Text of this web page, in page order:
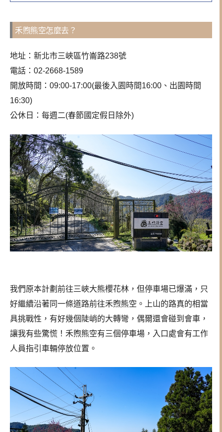
禾煦熊空怎麼去？
地址：新北市三峽區竹崙路238號
電話：02-2668-1589
開放時間：09:00-17:00(最後入園時間16:00、出園時間
16:30)
公休日：每週二(春節國定假日除外)
我們原本計劃前往三峽大熊櫻花林，但停車場已爆滿，只
好繼續沿著同一條道路前往禾煦熊空。上山的路真的相當
具挑戰性，有好幾個陡峭的大轉彎，偶爾還會碰到會車，
讓我有些驚慌！禾煦熊空有三個停車場，入口處會有工作
人員指引車輛停放位置。